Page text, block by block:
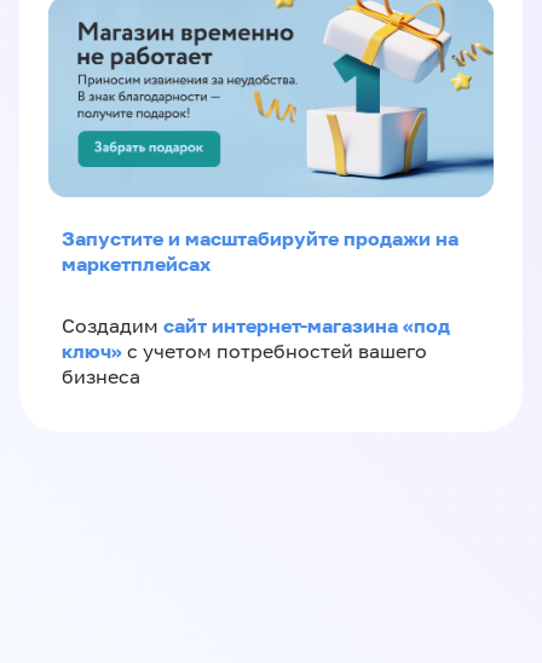
Запустите и масштабируйте продажи на
маркетплейсах
Создадим сайт интернет-магазина «под
ключ» с учетом потребностей вашего
бизнеса